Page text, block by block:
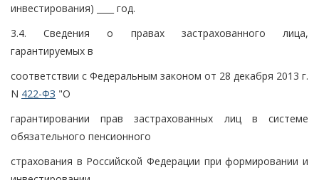
инвестирования) ____ год.
3.4. Сведения о правах застрахованного лица,
гарантируемых в
соответствии с Федеральным законом от 28 декабря 2013 г.
N 422-ФЗ "О
гарантировании прав застрахованных лиц в системе
обязательного пенсионного
страхования в Российской Федерации при формировании и